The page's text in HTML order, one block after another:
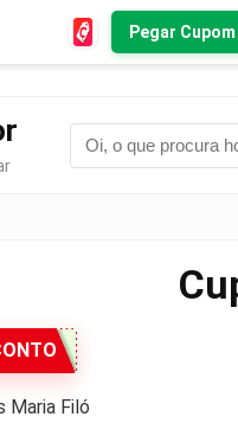
Pegar Cupom
Maria Filó